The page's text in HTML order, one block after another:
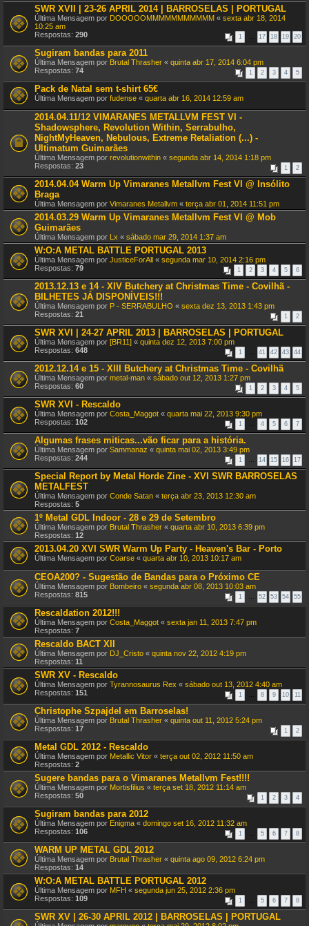
SWR XVII | 23-26 APRIL 2014 | BARROSELAS | PORTUGAL
Última Mensagem por DOOOOOMMMMMMMMMMM « sexta abr 18, 2014
10:25 am
Respostas: 290 1 … 17 18 19 20
Sugiram bandas para 2011
Última Mensagem por Brutal Thrasher « quinta abr 17, 2014 6:04 pm
Respostas: 74 1 2 3 4 5
Pack de Natal sem t-shirt 65€
Última Mensagem por fudense « quarta abr 16, 2014 12:59 am
2014.04.11/12 VIMARANES METALLVM FEST VI -
Shadowsphere, Revolution Within, Serrabulho,
NightMyHeaven, Nebulous, Extreme Retaliation (...) -
Ultimatum Guimarães
Última Mensagem por revolutionwithin « segunda abr 14, 2014 1:18 pm
Respostas: 23 1 2
2014.04.04 Warm Up Vimaranes Metallvm Fest VI @ Insólito
Braga
Última Mensagem por Vimaranes Metallvm « terça abr 01, 2014 11:51 pm
2014.03.29 Warm Up Vimaranes Metallvm Fest VI @ Mob
Guimarães
Última Mensagem por Lx « sábado mar 29, 2014 1:37 am
W:O:A METAL BATTLE PORTUGAL 2013
Última Mensagem por JusticeForAll « segunda mar 10, 2014 2:16 pm
Respostas: 79 1 2 3 4 5 6
2013.12.13 e 14 - XIV Butchery at Christmas Time - Covilhã -
BILHETES JÁ DISPONÍVEIS!!!
Última Mensagem por P - SERRABULHO « sexta dez 13, 2013 1:43 pm
Respostas: 21 1 2
SWR XVI | 24-27 APRIL 2013 | BARROSELAS | PORTUGAL
Última Mensagem por [BR11] « quinta dez 12, 2013 7:00 pm
Respostas: 648 1 … 41 42 43 44
2012.12.14 e 15 - XIII Butchery at Christmas Time - Covilhã
Última Mensagem por metal-man « sábado out 12, 2013 1:27 pm
Respostas: 60 1 2 3 4 5
SWR XVI - Rescaldo
Última Mensagem por Costa_Maggot « quarta mai 22, 2013 9:30 pm
Respostas: 102 1 … 4 5 6 7
Algumas frases miticas...vão ficar para a história.
Última Mensagem por Sammanaz « quinta mai 02, 2013 3:49 pm
Respostas: 244 1 … 14 15 16 17
Special Report by Metal Horde Zine - XVI SWR BARROSELAS
METALFEST
Última Mensagem por Conde Satan « terça abr 23, 2013 12:30 am
Respostas: 5
1º Metal GDL Indoor - 28 e 29 de Setembro
Última Mensagem por Brutal Thrasher « quarta abr 10, 2013 6:39 pm
Respostas: 12
2013.04.20 XVI SWR Warm Up Party - Heaven's Bar - Porto
Última Mensagem por Coarse « quarta abr 10, 2013 10:17 am
CEOA200? - Sugestão de Bandas para o Próximo CE
Última Mensagem por Bombeiro « segunda abr 08, 2013 10:03 am
Respostas: 815 1 … 52 53 54 55
Rescaldation 2012!!!
Última Mensagem por Costa_Maggot « sexta jan 11, 2013 7:47 pm
Respostas: 7
Rescaldo BACT XII
Última Mensagem por DJ_Cristo « quinta nov 22, 2012 4:19 pm
Respostas: 11
SWR XV - Rescaldo
Última Mensagem por Tyrannosaurus Rex « sábado out 13, 2012 4:40 am
Respostas: 151 1 … 8 9 10 11
Christophe Szpajdel em Barroselas!
Última Mensagem por Brutal Thrasher « quinta out 11, 2012 5:24 pm
Respostas: 17 1 2
Metal GDL 2012 - Rescaldo
Última Mensagem por Metallic Vitor « terça out 02, 2012 11:50 am
Respostas: 2
Sugere bandas para o Vimaranes Metallvm Fest!!!!
Última Mensagem por Mortisfilius « terça set 18, 2012 11:14 am
Respostas: 50 1 2 3 4
Sugiram bandas para 2012
Última Mensagem por Enigma « domingo set 16, 2012 11:32 am
Respostas: 106 1 … 5 6 7 8
WARM UP METAL GDL 2012
Última Mensagem por Brutal Thrasher « quinta ago 09, 2012 6:24 pm
Respostas: 14
W:O:A METAL BATTLE PORTUGAL 2012
Última Mensagem por MFH « segunda jun 25, 2012 2:36 pm
Respostas: 109 1 … 5 6 7 8
SWR XV | 26-30 APRIL 2012 | BARROSELAS | PORTUGAL